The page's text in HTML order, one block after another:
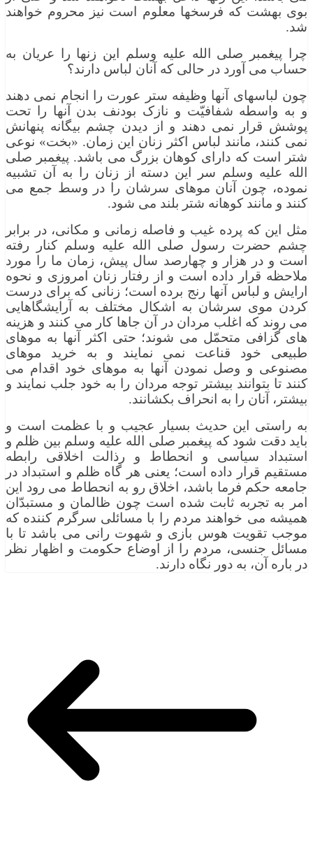
بوی بهشت که فرسخها معلوم است نیز محروم خواهند
شد.
چرا پیغمبر صلی الله علیه وسلم این زنها را عریان به
حساب می آورد در حالی که آنان لباس دارند؟
چون لباسهای آنها وظیفه ستر عورت را انجام نمی دهند
و به واسطه شفافیّت و نازک بودنف بدن آنها را تحت
پوشش قرار نمی دهند و از دیدن چشم بیگانه پنهانش
نمی کنند، مانند لباس اکثر زنان این زمان. «بخت» نوعی
شتر است که دارای کوهان بزرگ می باشد. پیغمبر صلی
الله علیه وسلم سر این دسته از زنان را به آن تشبیه
نموده، چون آنان موهای سرشان را در وسط جمع می
کنند و مانند کوهانه شتر بلند می شود.
مثل این که پرده غیب و فاصله زمانی و مکانی، در برابر
چشم حضرت رسول صلی الله علیه وسلم کنار رفته
است و در هزار و چهارصد سال پیش، زمان ما را مورد
ملاحظه قرار داده است و از رفتار زنان امروزی و نحوه
ارایش و لباس آنها رنج برده است؛ زنانی که برای درست
کردن موی سرشان به اشکال مختلف به آرایشگاهایی
می روند که اغلب مردان در آن جاها کار می کنند و هزینه
های گزافی متحمّل می شوند؛ حتی اکثر آنها به موهای
طبیعی خود قناعت نمی نمایند و به خرید موهای
مصنوعی و وصل نمودن آنها به موهای خود اقدام می
کنند تا بتوانند بیشتر توجه مردان را به خود جلب نمایند و
بیشتر، آنان را به انحراف بکشانند.
به راستی این حدیث بسیار عجیب و با عظمت است و
باید دقت شود که پیغمبر صلی الله علیه وسلم بین ظلم و
استبداد سیاسی و انحطاط و رذالت اخلاقی رابطه
مستقیم قرار داده است؛ یعنی هر گاه ظلم و استبداد در
جامعه حکم فرما باشد، اخلاق رو به انحطاط می رود این
امر به تجربه ثابت شده است چون ظالمان و مستبدّان
همیشه می خواهند مردم را با مسائلی سرگرم کننده که
موجب تقویت هوس بازی و شهوت رانی می باشد تا با
مسائل جنسی، مردم را از اوضاع حکومت و اظهار نظر
در باره آن، به دور نگاه دارند.